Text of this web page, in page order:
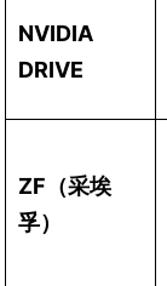
NVIDIA
DRIVE
ZF（采埃
孚）